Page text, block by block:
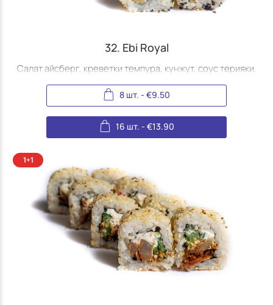
32. Ebi Royal
Салат айсберг, креветки темпура, кунжут, соус терияки.
8 шт. - €9.50
16 шт. - €13.90